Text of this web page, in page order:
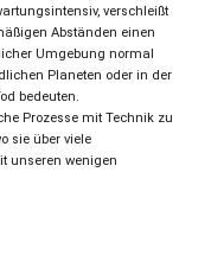
verschleißt
Abständen einen
Umgebung normal
Planeten oder in der
bedeuten.
Prozesse mit Technik zu
sie über viele
unseren wenigen